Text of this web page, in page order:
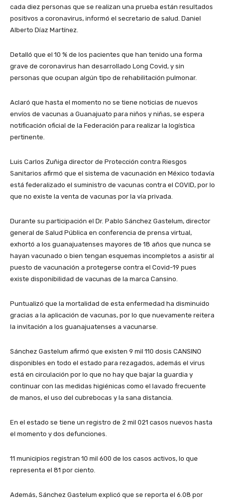
cada diez personas que se realizan una prueba están resultados
positivos a coronavirus, informó el secretario de salud. Daniel
Alberto Díaz Martínez.
Detalló que el 10 % de los pacientes que han tenido una forma
grave de coronavirus han desarrollado Long Covid, y sin
personas que ocupan algún tipo de rehabilitación pulmonar.
Aclaró que hasta el momento no se tiene noticias de nuevos
envíos de vacunas a Guanajuato para niños y niñas, se espera
notificación oficial de la Federación para realizar la logística
pertinente.
Luis Carlos Zuñiga director de Protección contra Riesgos
Sanitarios afirmó que el sistema de vacunación en México todavía
está federalizado el suministro de vacunas contra el COVID, por lo
que no existe la venta de vacunas por la vía privada.
Durante su participación el Dr. Pablo Sánchez Gastelum, director
general de Salud Pública en conferencia de prensa virtual,
exhortó a los guanajuatenses mayores de 18 años que nunca se
hayan vacunado o bien tengan esquemas incompletos a asistir al
puesto de vacunación a protegerse contra el Covid-19 pues
existe disponibilidad de vacunas de la marca Cansino.
Puntualizó que la mortalidad de esta enfermedad ha disminuido
gracias a la aplicación de vacunas, por lo que nuevamente reitera
la invitación a los guanajuatenses a vacunarse.
Sánchez Gastelum afirmó que existen 9 mil 110 dosis CANSINO
disponibles en todo el estado para rezagados, además el virus
está en circulación por lo que no hay que bajar la guardia y
continuar con las medidas higiénicas como el lavado frecuente
de manos, el uso del cubrebocas y la sana distancia.
En el estado se tiene un registro de 2 mil 021 casos nuevos hasta
el momento y dos defunciones.
11 municipios registran 10 mil 600 de los casos activos, lo que
representa el 81 por ciento.
Además, Sánchez Gastelum explicó que se reporta el 6.08 por